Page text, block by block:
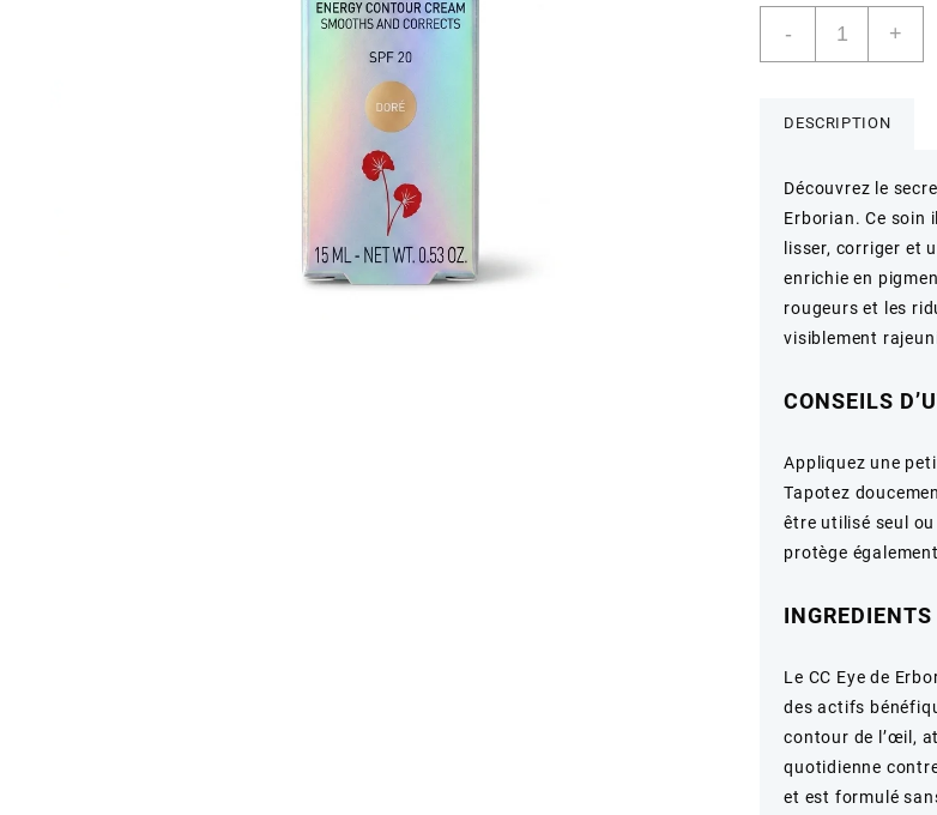
-
Erborian
CC
Soin
illuminateur
contour
des
–
10
+
DESCRIPTION
Découvrez le
Erborian. Ce soin
lisser, corriger et
enrichie en
rougeurs et les
visiblement
CONSEILS
Appliquez une
Tapotez
être utilisé seul
protège
Le CC Eye de
des actifs
contour de l’œil,
quotidienne
et est formulé